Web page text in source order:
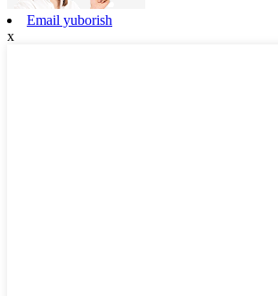
Email yuborish
x